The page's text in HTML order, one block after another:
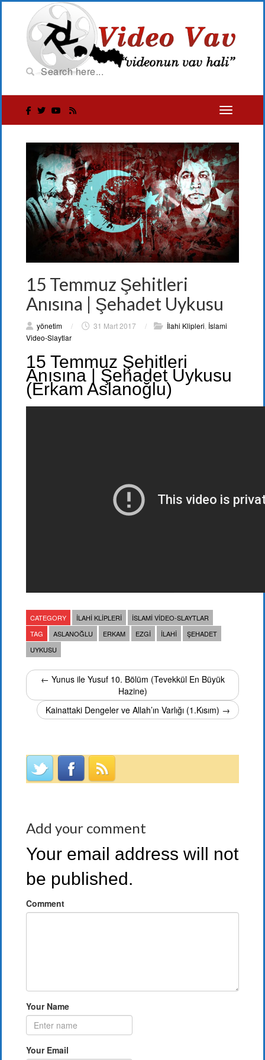
15 Temmuz Şehitleri
Anısına | Şehadet Uykusu
yönetim / 31 Mart 2017 / İlahi Klipleri İslami
Video-Slaytlar
15 Temmuz Şehitleri
Anısına | Şehadet Uykusu
(Erkam Aslanoğlu)
CATEGORY İLAHI KLIPLERI
İSLAMI VIDEO-SLAYTLAR
TAG
ASLANOĞLU ERKAM EZGI ILAHI
ŞEHADET
UYKUSU
← Yunus ile Yusuf 10. Bölüm (Tevekkül En Büyük
Hazine)
Kainattaki Dengeler ve Allah’ın Varlığı (1.Kısım) →
Add your comment
Your email address will not
be published.
Comment
Your Name
Your Email